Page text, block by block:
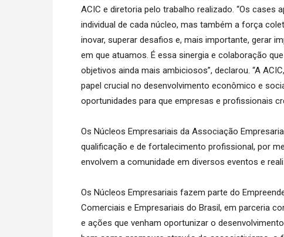
ACIC e diretoria pelo trabalho realizado. “Os
individual de cada núcleo, mas também a força
inovar, superar desafios e, mais importante, gerar
em que atuamos. É essa sinergia e colaboração
objetivos ainda mais ambiciosos”, declarou. “A
papel crucial no desenvolvimento econômico e
oportunidades para que empresas e profissionais
Os Núcleos Empresariais da Associação
qualificação e de fortalecimento profissional, por
envolvem a comunidade em diversos eventos e
Os Núcleos Empresariais fazem parte do
Comerciais e Empresariais do Brasil, em parceria
e ações que venham oportunizar o